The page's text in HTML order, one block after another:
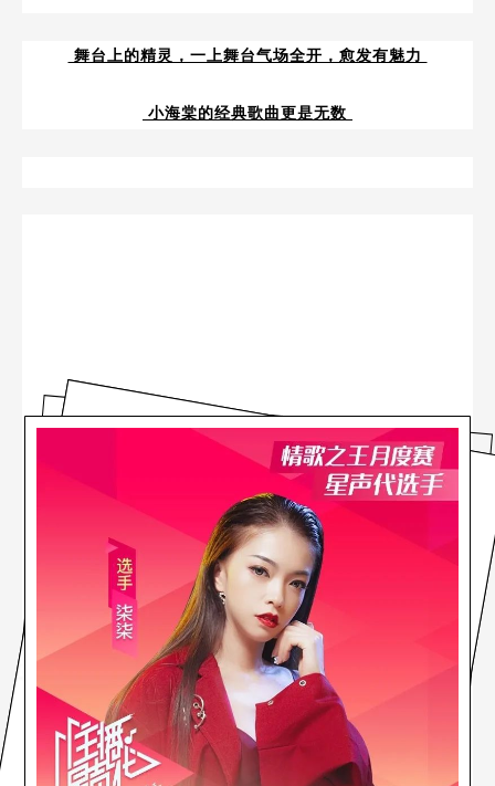
舞台上的精灵，一上舞台气场全开，愈发有魅力
小海棠的经典歌曲更是无数